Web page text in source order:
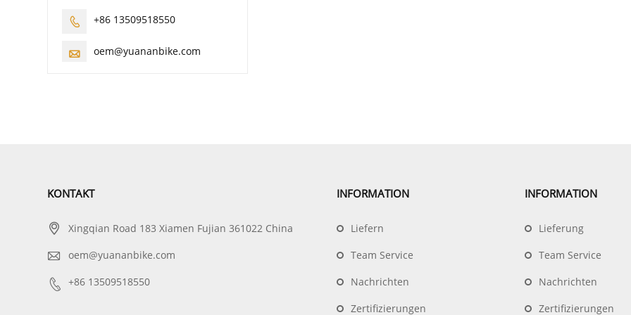
 +86 13509518550
 oem@yuananbike.com
KONTAKT
 Xingqian Road 183 Xiamen Fujian 361022 China
 oem@yuananbike.com
 +86 13509518550
INFORMATION
Liefern
Team Service
Nachrichten
Zertifizierungen
INFORMATION
Lieferung
Team Service
Nachrichten
Zertifizierungen